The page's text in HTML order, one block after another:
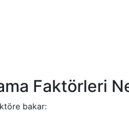
Faktörleri
bakar: